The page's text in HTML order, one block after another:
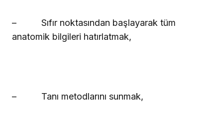
– Sıfır noktasından başlayarak tüm
anatomik bilgileri hatırlatmak,
– Tanı metodlarını sunmak,